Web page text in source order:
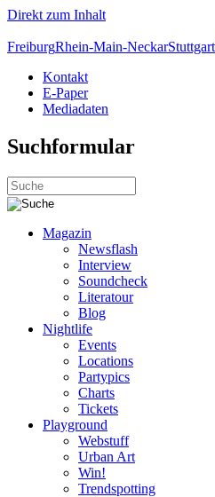
Direkt zum Inhalt
FreiburgRhein-Main-NeckarStuttgart
Kontakt
E-Paper
Mediadaten
Suchformular
Magazin
Newsflash
Interview
Soundcheck
Literatour
Blog
Nightlife
Events
Locations
Partypics
Charts
Tickets
Playground
Webstuff
Urban Art
Win!
Trendspotting